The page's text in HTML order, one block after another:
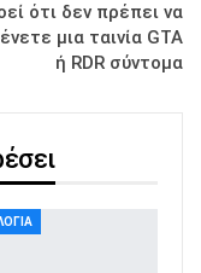
ότι δεν πρέπει να
μια ταινία GTA
ή RDR σύντομα